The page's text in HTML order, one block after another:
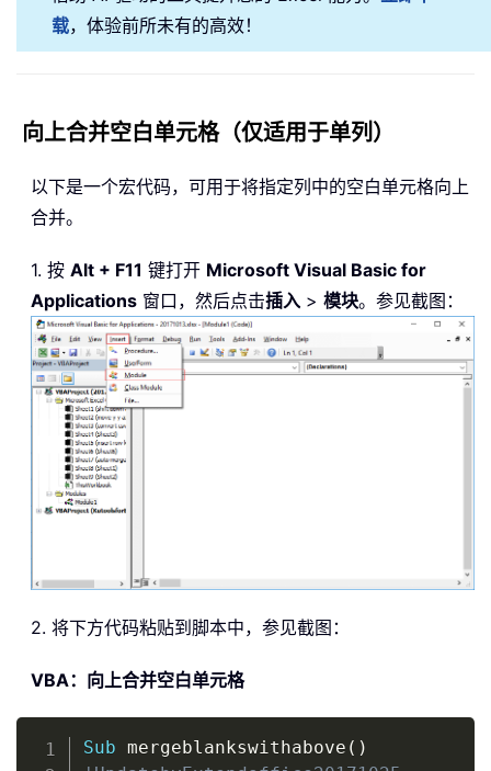
载，体验前所未有的高效！
向上合并空白单元格（仅适用于单列）
以下是一个宏代码，可用于将指定列中的空白单元格向上
合并。
1. 按 Alt + F11 键打开 Microsoft Visual Basic for
Applications 窗口，然后点击插入 > 模块。参见截图：
2. 将下方代码粘贴到脚本中，参见截图：
VBA：向上合并空白单元格
Sub mergeblankswithabove ( )